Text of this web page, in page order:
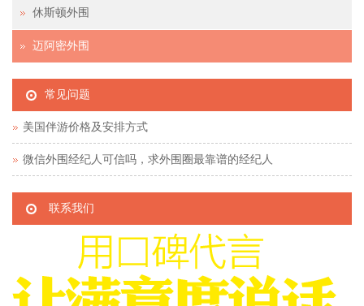
休斯顿外围
迈阿密外围
常见问题
美国伴游价格及安排方式
微信外围经纪人可信吗，求外围圈最靠谱的经纪人
联系我们